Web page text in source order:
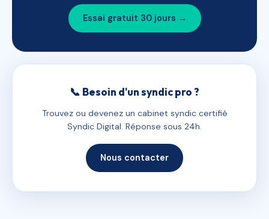
Essai gratuit 30 jours →
📞 Besoin d'un syndic pro ?
Trouvez ou devenez un cabinet syndic certifié
Syndic Digital. Réponse sous 24h.
Nous contacter